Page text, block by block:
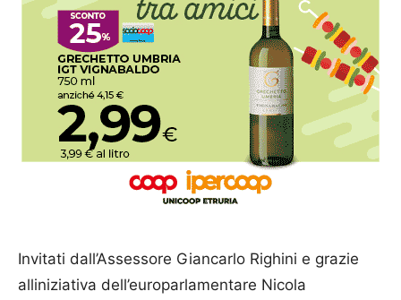
Invitati dall’Assessore Giancarlo Righini e grazie
alliniziativa dell’europarlamentare Nicola